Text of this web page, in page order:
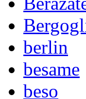
berlin
besame
beso